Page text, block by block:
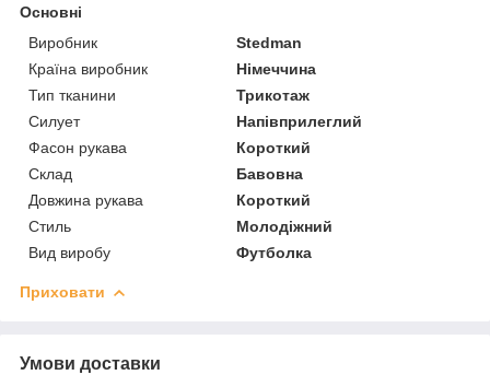
Основні
Виробник
Stedman
Країна виробник
Німеччина
Тип тканини
Трикотаж
Силует
Напівприлеглий
Фасон рукава
Короткий
Склад
Бавовна
Довжина рукава
Короткий
Стиль
Молодіжний
Вид виробу
Футболка
Приховати
Умови доставки